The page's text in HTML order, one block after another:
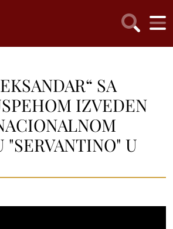
SA
IZVEDEN
"SERVANTINO" U